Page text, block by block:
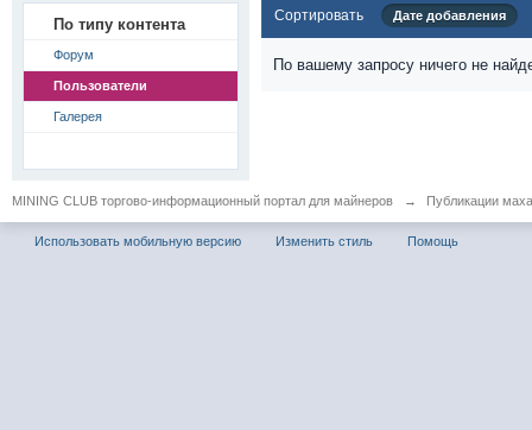
По типу контента
Форум
Пользователи
Галерея
Сортировать Дате добавления
По вашему запросу ничего не
MINING CLUB торгово-информационный портал для майнеров → Публикации
Использовать мобильную версию Изменить стиль Помощь